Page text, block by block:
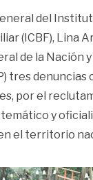
del
(ICBF), Lina
de la Nación
tres
por el
y
el territorio